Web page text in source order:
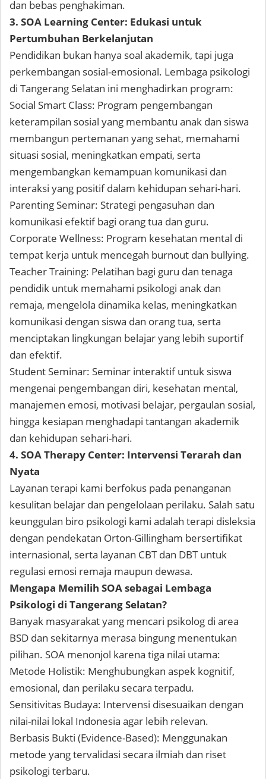
dan bebas penghakiman.
3. SOA Learning Center: Edukasi untuk
Pertumbuhan Berkelanjutan
Pendidikan bukan hanya soal akademik, tapi juga
perkembangan sosial-emosional. Lembaga psikologi
di Tangerang Selatan ini menghadirkan program:
Social Smart Class: Program pengembangan
keterampilan sosial yang membantu anak dan siswa
membangun pertemanan yang sehat, memahami
situasi sosial, meningkatkan empati, serta
mengembangkan kemampuan komunikasi dan
interaksi yang positif dalam kehidupan sehari-hari.
Parenting Seminar: Strategi pengasuhan dan
komunikasi efektif bagi orang tua dan guru.
Corporate Wellness: Program kesehatan mental di
tempat kerja untuk mencegah burnout dan bullying.
Teacher Training: Pelatihan bagi guru dan tenaga
pendidik untuk memahami psikologi anak dan
remaja, mengelola dinamika kelas, meningkatkan
komunikasi dengan siswa dan orang tua, serta
menciptakan lingkungan belajar yang lebih suportif
dan efektif.
Student Seminar: Seminar interaktif untuk siswa
mengenai pengembangan diri, kesehatan mental,
manajemen emosi, motivasi belajar, pergaulan sosial,
hingga kesiapan menghadapi tantangan akademik
dan kehidupan sehari-hari.
4. SOA Therapy Center: Intervensi Terarah dan
Nyata
Layanan terapi kami berfokus pada penanganan
kesulitan belajar dan pengelolaan perilaku. Salah satu
keunggulan biro psikologi kami adalah terapi disleksia
dengan pendekatan Orton-Gillingham bersertifikat
internasional, serta layanan CBT dan DBT untuk
regulasi emosi remaja maupun dewasa.
Mengapa Memilih SOA sebagai Lembaga
Psikologi di Tangerang Selatan?
Banyak masyarakat yang mencari psikolog di area
BSD dan sekitarnya merasa bingung menentukan
pilihan. SOA menonjol karena tiga nilai utama:
Metode Holistik: Menghubungkan aspek kognitif,
emosional, dan perilaku secara terpadu.
Sensitivitas Budaya: Intervensi disesuaikan dengan
nilai-nilai lokal Indonesia agar lebih relevan.
Berbasis Bukti (Evidence-Based): Menggunakan
metode yang tervalidasi secara ilmiah dan riset
psikologi terbaru.